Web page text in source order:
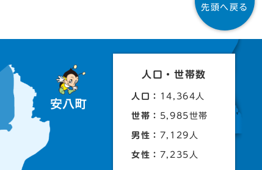
先頭へ戻る
人口・世帯数
人口： 14,364人
世帯： 5,985世帯
男性： 7,129人
女性： 7,235人